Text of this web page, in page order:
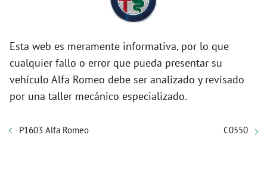
Esta web es meramente informativa, por lo que
cualquier fallo o error que pueda presentar su
vehículo Alfa Romeo debe ser analizado y revisado
por una taller mecánico especializado.
P1603 Alfa Romeo C0550